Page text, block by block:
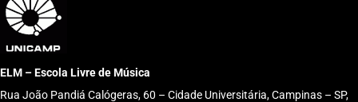
ELM – Escola Livre de Música
Rua João Pandiá Calógeras, 60 – Cidade Universitária, Campinas – SP,